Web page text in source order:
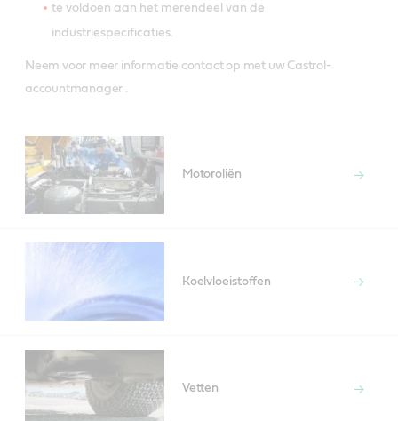
te voldoen aan het merendeel van de
industriespecificaties.
Neem voor meer informatie contact op met uw Castrol-
accountmanager .
Motoroliën
Koelvloeistoffen
Vetten